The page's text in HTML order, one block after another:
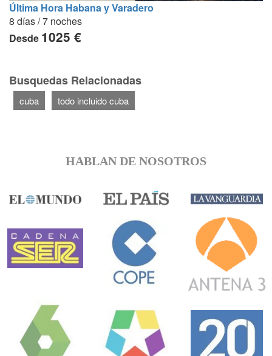
Última Hora Habana y Varadero
8 días / 7 noches
Desde 1025 €
Busquedas Relacionadas
cuba todo incluido cuba
HABLAN DE NOSOTROS